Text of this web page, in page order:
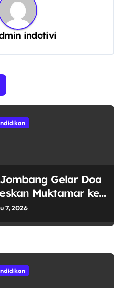
indotivi
Gelar Doa
Muktamar ke-
7, 2026